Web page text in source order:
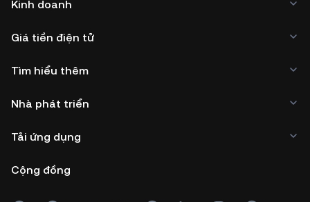
Kinh doanh
Giá tiền điện tử
Tìm hiểu thêm
Nhà phát triển
Tải ứng dụng
Cộng đồng